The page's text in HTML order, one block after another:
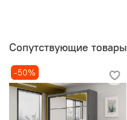
Сопутствующие товары
-50%